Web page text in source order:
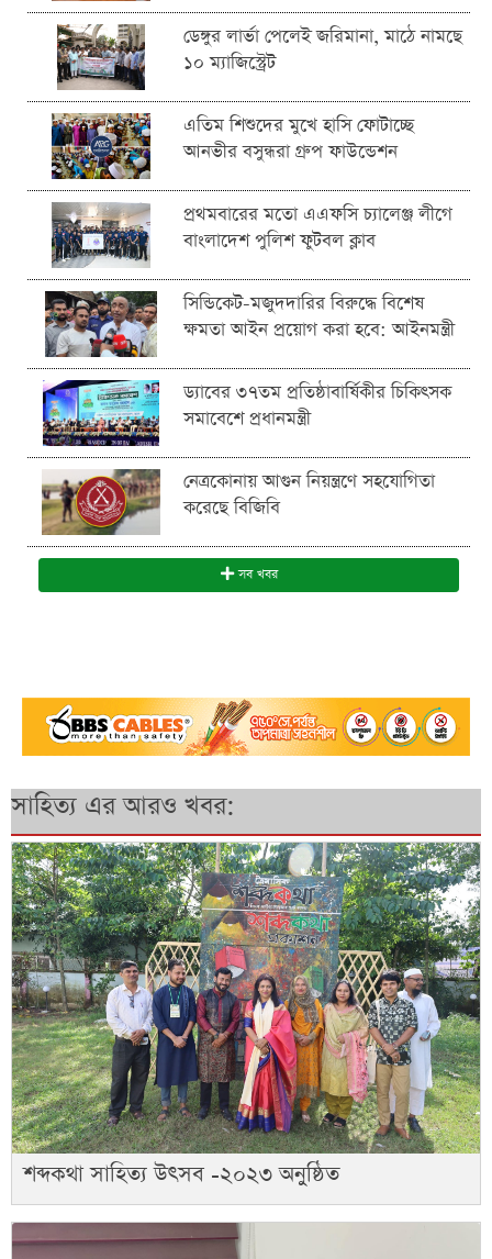
ডেঙ্গুর লার্ভা পেলেই জরিমানা, মাঠে নামছে
১০ ম্যাজিস্ট্রেট
এতিম শিশুদের মুখে হাসি ফোটাচ্ছে
আনভীর বসুন্ধরা গ্রুপ ফাউন্ডেশন
প্রথমবারের মতো এএফসি চ্যালেঞ্জ লীগে
বাংলাদেশ পুলিশ ফুটবল ক্লাব
সিন্ডিকেট-মজুদদারির বিরুদ্ধে বিশেষ
ক্ষমতা আইন প্রয়োগ করা হবে: আইনমন্ত্রী
ড্যাবের ৩৭তম প্রতিষ্ঠাবার্ষিকীর চিকিৎসক
সমাবেশে প্রধানমন্ত্রী
নেত্রকোনায় আগুন নিয়ন্ত্রণে সহযোগিতা
করেছে বিজিবি
সব খবর
সাহিত্য এর আরও খবর:
শব্দকথা সাহিত্য উৎসব -২০২৩ অনুষ্ঠিত